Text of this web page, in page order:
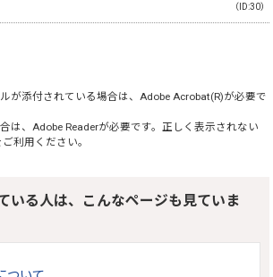
（ID:30）
が添付されている場合は、 Adobe Acrobat(R)が必要で
は、 Adobe Readerが必要です。正しく表示されない
利用ください。
いる人は、こんなページも見ていま